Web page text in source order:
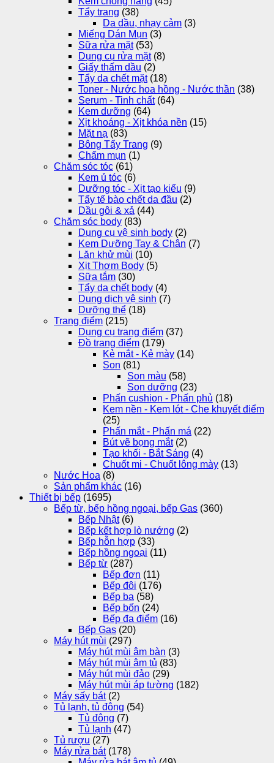
Tẩy trang (38)
Da dầu, nhạy cảm (3)
Miếng Dán Mụn (3)
Sữa rửa mặt (53)
Dụng cụ rửa mặt (8)
Giấy thấm dầu (2)
Tẩy da chết mặt (18)
Toner - Nước hoa hồng - Nước thần (38)
Serum - Tinh chất (64)
Kem dưỡng (64)
Xịt khoáng - Xịt khóa nền (15)
Mặt nạ (83)
Bông Tẩy Trang (9)
Chấm mụn (1)
Chăm sóc tóc (61)
Kem ủ tóc (6)
Dưỡng tóc - Xịt tạo kiểu (9)
Tẩy tế bào chết da đầu (2)
Dầu gôi & xả (44)
Chăm sóc body (83)
Dụng cụ vệ sinh body (2)
Kem Dưỡng Tay & Chân (7)
Lăn khử mùi (10)
Xịt Thơm Body (5)
Sữa tắm (30)
Tẩy da chết body (4)
Dung dịch vệ sinh (7)
Dưỡng thể (18)
Trang điểm (215)
Dụng cụ trang điểm (37)
Đồ trang điểm (179)
Kẻ mắt - Kẻ mày (14)
Son (81)
Son màu (58)
Son dưỡng (23)
Phấn cushion - Phấn phủ (18)
Kem nền - Kem lót - Che khuyết điểm
(25)
Phấn mắt - Phấn má (22)
Bút vẽ bọng mắt (2)
Tạo khối - Bắt Sáng (4)
Chuốt mi - Chuốt lông mày (13)
Nước Hoa (8)
Sản phẩm khác (16)
Thiết bị bếp (1695)
Bếp từ, bếp hồng ngoại, bếp Gas (360)
Bếp Nhật (6)
Bếp kết hợp lò nướng (2)
Bếp hỗn hợp (33)
Bếp hồng ngoại (11)
Bếp từ (287)
Bếp đơn (11)
Bếp đôi (176)
Bếp ba (58)
Bếp bốn (24)
Bếp đa điểm (16)
Bếp Gas (20)
Máy hút mùi (297)
Máy hút mùi âm bàn (3)
Máy hút mùi âm tủ (83)
Máy hút mùi đảo (29)
Máy hút mùi áp tường (182)
Máy sấy bát (2)
Tủ lạnh, tủ đông (54)
Tủ đông (7)
Tủ lạnh (47)
Tủ rượu (27)
Máy rửa bát (178)